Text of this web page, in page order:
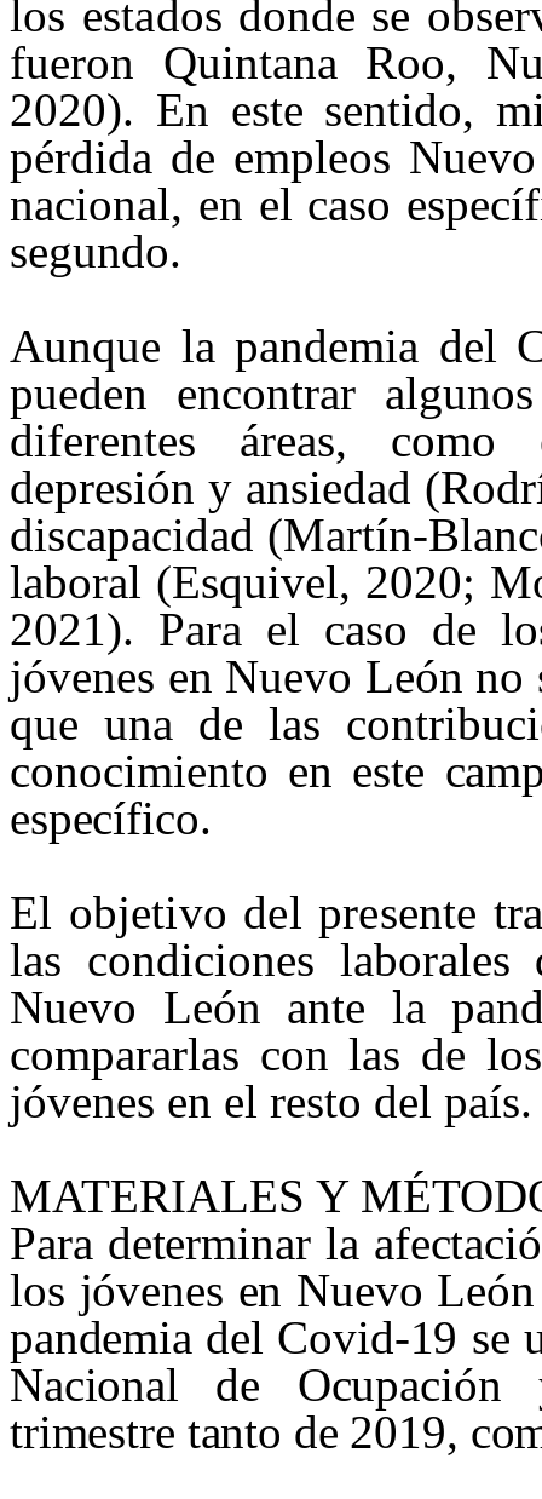
los estados donde se
fueron Quintana Roo,
2020). En este sentido,
pérdida de empleos
nacional, en el caso
segundo.
Aunque la pandemia del
pueden encontrar
diferentes áreas, como
depresión y ansiedad
discapacidad (Martín-
laboral (Esquivel, 2020;
2021). Para el caso de
jóvenes en Nuevo León
que una de las
conocimiento en este
específico.
El objetivo del presente
las condiciones
Nuevo León ante la
compararlas con las de
jóvenes en el resto del país.
MATERIALES Y
Para determinar la
los jóvenes en Nuevo
pandemia del Covid-19 se
Nacional de
trimestre tanto de 2019,